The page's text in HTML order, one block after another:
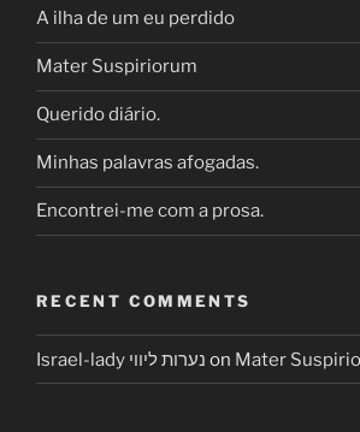
A ilha de um eu perdido
Mater Suspiriorum
Querido diário.
Minhas palavras afogadas.
Encontrei-me com a prosa.
RECENT COMMENTS
Israel-lady נערות ליווי on Mater